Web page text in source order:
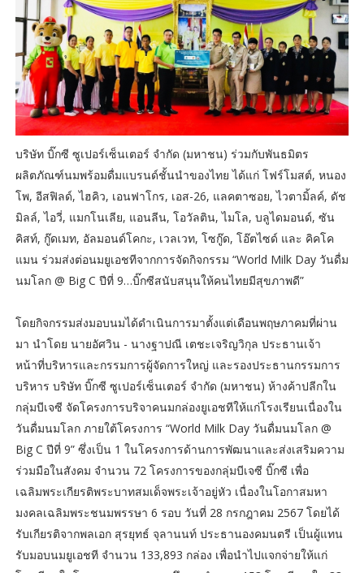
บริษัท บิ๊กซี ซูเปอร์เซ็นเตอร์ จำกัด (มหาชน) ร่วมกับพันธมิตร
ผลิตภัณฑ์นมพร้อมดื่มแบรนด์ชั้นนำของไทย ได้แก่ โฟร์โมสต์, หนอง
โพ, อีสฟิลด์, ไฮคิว, เอนฟาโกร, เอส-26, แลคตาซอย, ไวตามิ้ลค์, ดัช
มิลล์, ไอวี่, แมกโนเลีย, แอนลีน, โอวัลติน, ไมโล, บลูไดมอนด์, ซัน
คิสท์, กู๊ดเมท, อัลมอนด์โคกะ, เวลเวท, โซกู๊ด, โอ๊ตไซด์ และ คิคโค
แมน ร่วมส่งต่อนมยูเอชทีจากการจัดกิจกรรม “World Milk Day วันดื่ม
นมโลก @ Big C ปีที่ 9…บิ๊กซีสนับสนุนให้คนไทยมีสุขภาพดี”
โดยกิจกรรมส่งมอบนมได้ดำเนินการมาตั้งแต่เดือนพฤษภาคมที่ผ่าน
มา นำโดย นายอัศวิน - นางฐาปณี เตชะเจริญวิกุล ประธานเจ้า
หน้าที่บริหารและกรรมการผู้จัดการใหญ่ และรองประธานกรรมการ
บริหาร บริษัท บิ๊กซี ซูเปอร์เซ็นเตอร์ จำกัด (มหาชน) ห้างค้าปลีกใน
กลุ่มบีเจซี จัดโครงการบริจาคนมกล่องยูเอชทีให้แก่โรงเรียนเนื่องใน
วันดื่มนมโลก ภายใต้โครงการ “World Milk Day วันดื่มนมโลก @
Big C ปีที่ 9” ซึ่งเป็น 1 ในโครงการด้านการพัฒนาและส่งเสริมความ
ร่วมมือในสังคม จำนวน 72 โครงการของกลุ่มบีเจซี บิ๊กซี เพื่อ
เฉลิมพระเกียรติพระบาทสมเด็จพระเจ้าอยู่หัว เนื่องในโอกาสมหา
มงคลเฉลิมพระชนมพรรษา 6 รอบ วันที่ 28 กรกฎาคม 2567 โดยได้
รับเกียรติจากพลเอก สุรยุทธ์ จุลานนท์ ประธานองคมนตรี เป็นผู้แทน
รับมอบนมยูเอชที จำนวน 133,893 กล่อง เพื่อนำไปแจกจ่ายให้แก่